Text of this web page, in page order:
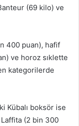
(69 kilo) ve
400 puan), hafif
ve horoz sıklette
kategorilerde
Kübalı boksör ise
(2 bin 300